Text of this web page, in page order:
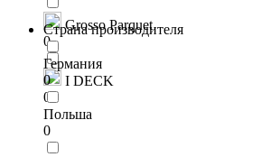
Grosso Parquet
0
I DECK
0
Страна производителя
Германия
0
Польша
0